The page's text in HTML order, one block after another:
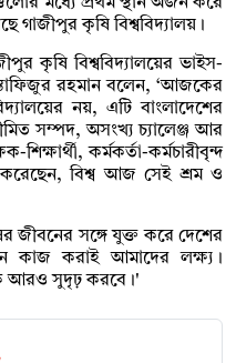
গাজীপুর কৃষি বিশ্ববিদ্যালয়।
কৃষি বিশ্ববিদ্যালয়ের ভাইস-
রহমান বলেন, ‘আজকের
নয়, এটি বাংলাদেশের
সম্পদ, অসংখ্য চ্যালেঞ্জ আর
কর্মকর্তা-কর্মচারীবৃন্দ
করেছেন, বিশ্ব আজ সেই শ্রম ও
জীবনের সঙ্গে যুক্ত করে দেশের
কাজ করাই আমাদের লক্ষ্য।
আরও সুদৃঢ় করবে।'